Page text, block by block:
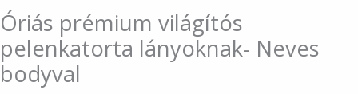
Óriás prémium világítós
pelenkatorta lányoknak- Neves
bodyval